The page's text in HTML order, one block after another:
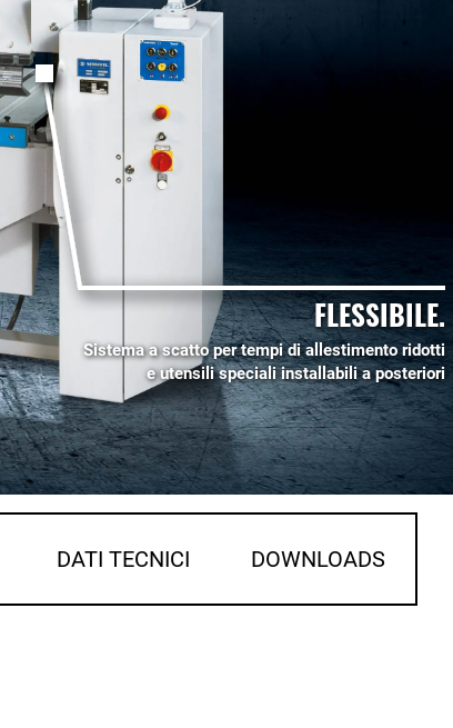
FLESSIBILE.
Sistema a scatto per tempi di allestimento ridotti
e utensili speciali installabili a posteriori
DATI TECNICI DOWNLOADS